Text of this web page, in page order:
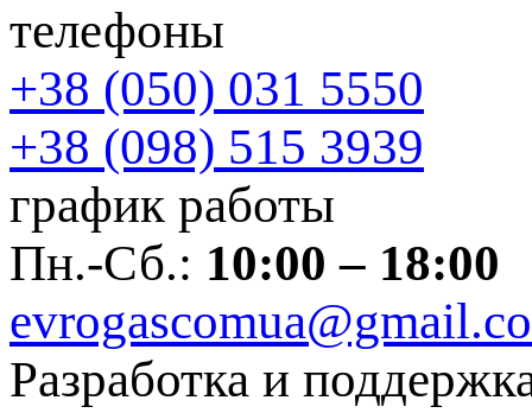
телефоны
+38 (050) 031 5550
+38 (098) 515 3939
график работы
Пн.-Сб.: 10:00 – 18:00
Разработка и